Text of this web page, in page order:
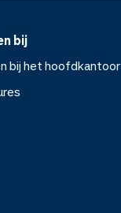
bij
bij het hoofdkantoor